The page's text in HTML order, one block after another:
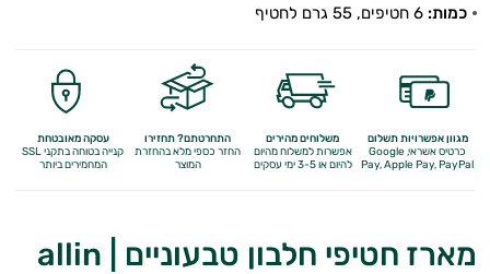
חטיפי
גיינר
לעלייה
קריאטין
כמות:
מגוון אפשרויות תשלום
כרטיס אשראי, Google
Pay,Apple Pay, PayPal
משלוחים מהירים
אפשרות למשלוח מהיום
להיום או 3-5 ימי עסקים
התחרטתם? תחזירו
החזר כספי מלאבהחזרת
המוצר
עסקה מאובטחת
קנייה בטוחה בתקני SSL
המחמירים ביותר
מארז חטיפי חלבון טבעוניים | allin